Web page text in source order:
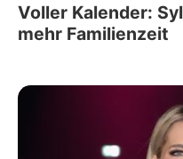
Voller Kalender:
mehr Familienzeit